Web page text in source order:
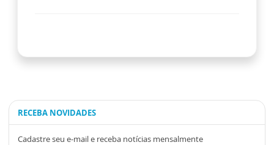
RECEBA NOVIDADES
Cadastre seu e-mail e receba notícias mensalmente